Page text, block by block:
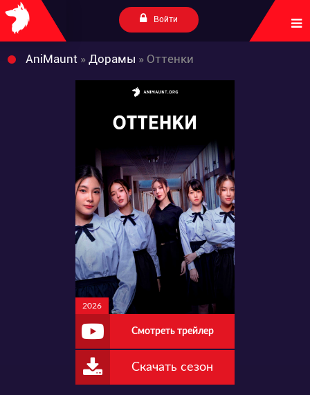
Войти
AniMaunt » Дорамы » Оттенки
2026
Смотреть трейлер
Скачать сезон